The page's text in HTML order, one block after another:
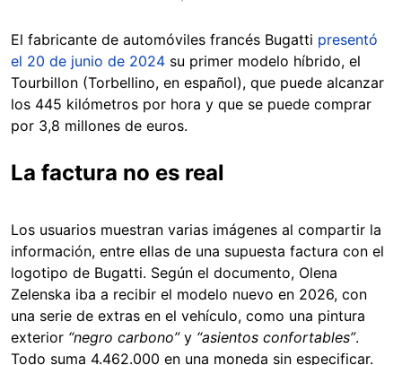
El fabricante de automóviles francés Bugatti presentó
el 20 de junio de 2024 su primer modelo híbrido, el
Tourbillon (Torbellino, en español), que puede alcanzar
los 445 kilómetros por hora y que se puede comprar
por 3,8 millones de euros.
La factura no es real
Los usuarios muestran varias imágenes al compartir la
información, entre ellas de una supuesta factura con el
logotipo de Bugatti. Según el documento, Olena
Zelenska iba a recibir el modelo nuevo en 2026, con
una serie de extras en el vehículo, como una pintura
exterior “negro carbono”y “asientos confortables”.
Todo suma 4.462.000 en una moneda sin especificar.